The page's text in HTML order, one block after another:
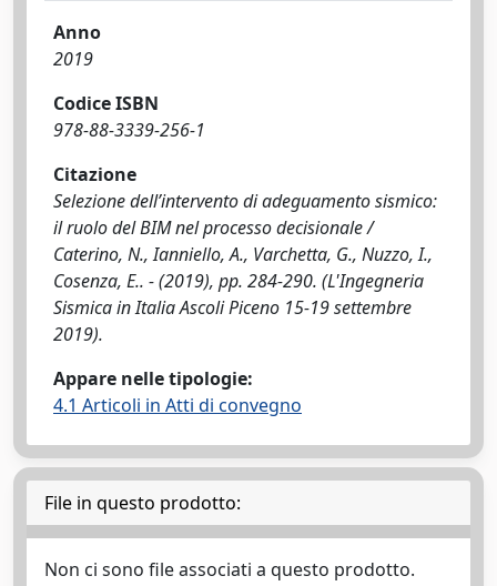
Anno
2019
Codice ISBN
978-88-3339-256-1
Citazione
Selezione dell’intervento di adeguamento sismico:
il ruolo del BIM nel processo decisionale /
Caterino, N., Ianniello, A., Varchetta, G., Nuzzo, I.,
Cosenza, E.. - (2019), pp. 284-290. (L'Ingegneria
Sismica in Italia Ascoli Piceno 15-19 settembre
2019).
Appare nelle tipologie:
4.1 Articoli in Atti di convegno
File in questo prodotto:
Non ci sono file associati a questo prodotto.